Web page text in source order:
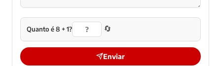
Quanto é 8 + 1? 🔄
Enviar